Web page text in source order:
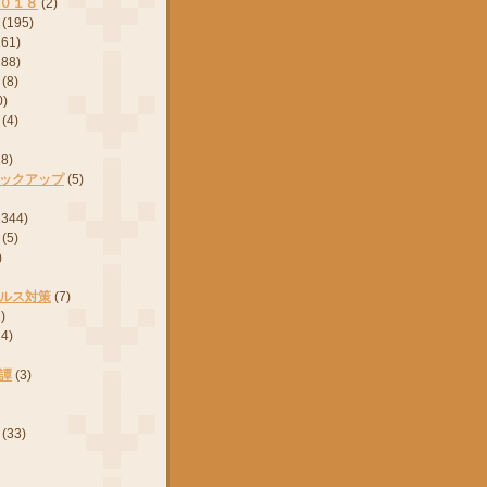
１８ (2)
(195)
(8)
(4)
クアップ (5)
(5)
ス対策 (7)
(3)
(33)